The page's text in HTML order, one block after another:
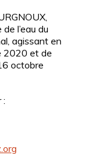
l’eau du
agissant en
2020 et de
octobre
: